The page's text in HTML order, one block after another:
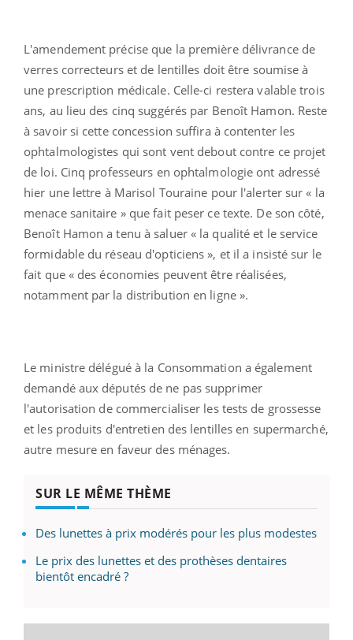
L'amendement précise que la première délivrance de
verres correcteurs et de lentilles doit être soumise à
une prescription médicale. Celle-ci restera valable trois
ans, au lieu des cinq suggérés par Benoît Hamon. Reste
à savoir si cette concession suffira à contenter les
ophtalmologistes qui sont vent debout contre ce projet
de loi. Cinq professeurs en ophtalmologie ont adressé
hier une lettre à Marisol Touraine pour l'alerter sur « la
menace sanitaire » que fait peser ce texte. De son côté,
Benoît Hamon a tenu à saluer « la qualité et le service
formidable du réseau d'opticiens », et il a insisté sur le
fait que « des économies peuvent être réalisées,
notamment par la distribution en ligne ».
Le ministre délégué à la Consommation a également
demandé aux députés de ne pas supprimer
l'autorisation de commercialiser les tests de grossesse
et les produits d'entretien des lentilles en supermarché,
autre mesure en faveur des ménages.
SUR LE MÊME THÈME
Des lunettes à prix modérés pour les plus modestes
Le prix des lunettes et des prothèses dentaires
bientôt encadré ?